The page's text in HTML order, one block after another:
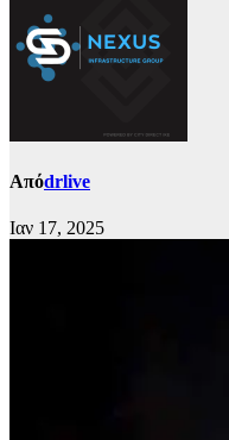
Απόdrlive
Ιαν 17, 2025